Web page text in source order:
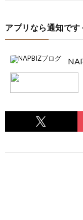
アプリなら通知です